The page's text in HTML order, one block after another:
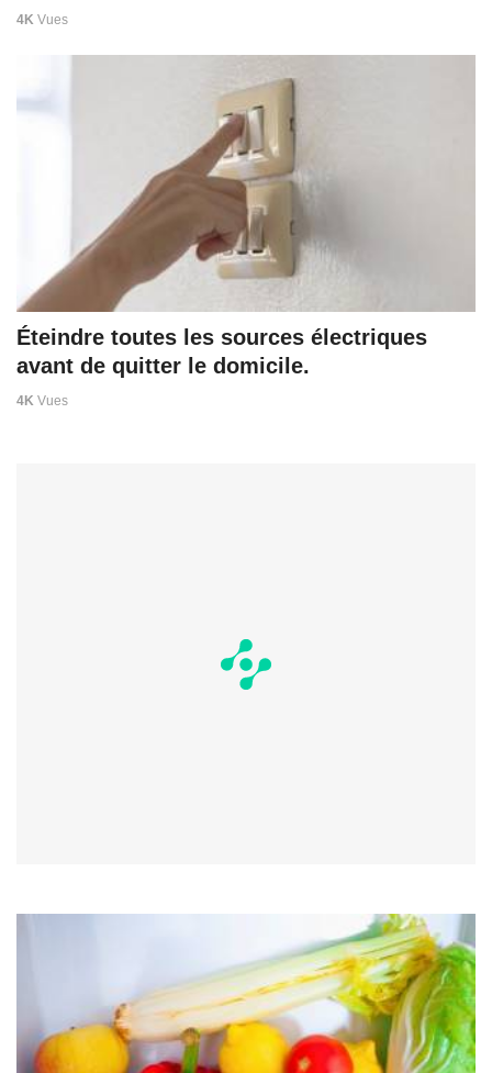
4K Vues
Éteindre toutes les sources électriques
avant de quitter le domicile.
4K Vues